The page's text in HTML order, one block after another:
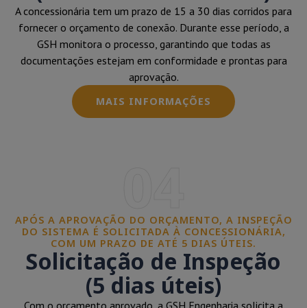
A concessionária tem um prazo de 15 a 30 dias corridos para
fornecer o orçamento de conexão. Durante esse período, a
GSH monitora o processo, garantindo que todas as
documentações estejam em conformidade e prontas para
aprovação.
MAIS INFORMAÇÕES
APÓS A APROVAÇÃO DO ORÇAMENTO, A INSPEÇÃO
DO SISTEMA É SOLICITADA À CONCESSIONÁRIA,
COM UM PRAZO DE ATÉ 5 DIAS ÚTEIS.
Solicitação de Inspeção
(5 dias úteis)